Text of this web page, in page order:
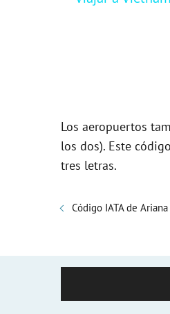
Los aeropuertos
los dos). Este
tres letras.
Código IATA de